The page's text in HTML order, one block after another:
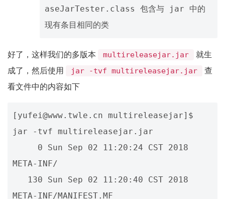
aseJarTester.class 包含与 jar 中的
好了，这样我们的多版本 multireleasejar.jar
就生
成了，然后使用
jar -tvf multireleasejar.jar
查
看文件中的内容如下
[yufei@www.twle.cn multireleasejar]$
jar -tvf multireleasejar.jar
META-INF/
META-INF/MANIFEST.MF